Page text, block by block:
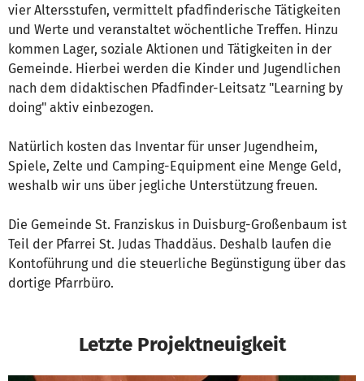
vier Altersstufen, vermittelt pfadfinderische Tätigkeiten
und Werte und veranstaltet wöchentliche Treffen. Hinzu
kommen Lager, soziale Aktionen und Tätigkeiten in der
Gemeinde. Hierbei werden die Kinder und Jugendlichen
nach dem didaktischen Pfadfinder-Leitsatz "Learning by
doing" aktiv einbezogen.
Natürlich kosten das Inventar für unser Jugendheim,
Spiele, Zelte und Camping-Equipment eine Menge Geld,
weshalb wir uns über jegliche Unterstützung freuen.
Die Gemeinde St. Franziskus in Duisburg-Großenbaum ist
Teil der Pfarrei St. Judas Thaddäus. Deshalb laufen die
Kontoführung und die steuerliche Begünstigung über das
dortige Pfarrbüro.
Letzte Projektneuigkeit